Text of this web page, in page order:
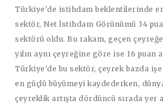
Türkiye'de istihdam beklentilerinde
sektör, Net İstihdam Görünümü 34
sektörü oldu. Bu rakam, geçen
yılın aynı çeyreğine göre ise 16 puan
Türkiye'de bu sektör, çeyrek bazda
en güçlü büyümeyi kaydederken,
çeyreklik artışta dördüncü sırada yer